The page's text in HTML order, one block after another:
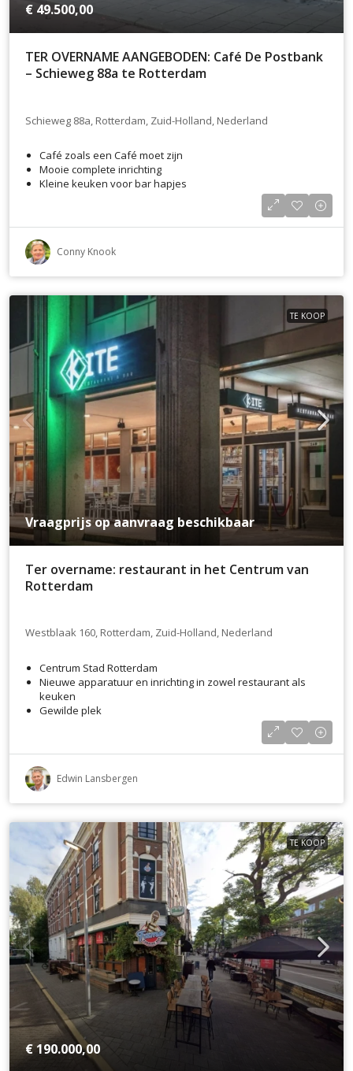
€ 49.500,00
TER OVERNAME AANGEBODEN: Café De Postbank
– Schieweg 88a te Rotterdam
Schieweg 88a, Rotterdam, Zuid-Holland, Nederland
Café zoals een Café moet zijn
Mooie complete inrichting
Kleine keuken voor bar hapjes
Conny Knook
TE KOOP
Vraagprijs op aanvraag beschikbaar
Ter overname: restaurant in het Centrum van
Rotterdam
Westblaak 160, Rotterdam, Zuid-Holland, Nederland
Centrum Stad Rotterdam
Nieuwe apparatuur en inrichting in zowel restaurant als
keuken
Gewilde plek
Edwin Lansbergen
TE KOOP
€ 190.000,00